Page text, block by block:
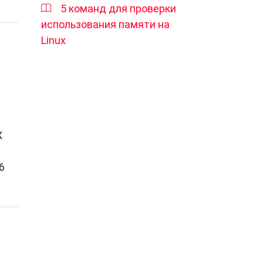
5 команд для проверки
использования памяти на
Linux